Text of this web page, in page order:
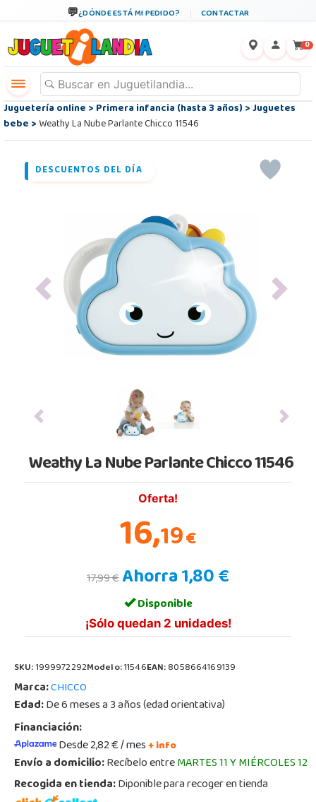
¿DÓNDE ESTÁ MI PEDIDO? CONTACTAR
0
Juguetería online>Primera infancia (hasta 3 años)>Juguetes
bebe>Weathy La Nube Parlante Chicco 11546
DESCUENTOS DEL DÍA
Previous Next
Previous Next
Weathy La Nube Parlante Chicco 11546
Oferta!
16,19€
17,99 €Ahorra 1,80 €
Disponible
¡Sólo quedan 2 unidades!
SKU:1999972292Modelo:11546EAN:8058664169139
Marca:CHICCO
Edad:De 6 meses a 3 años (edad orientativa)
Financiación:
Desde 2,82 € / mes+ info
Envío a domicilio:Recíbelo entreMARTES 11 Y MIÉRCOLES 12
Recogida en tienda:Diponible para recoger en tienda